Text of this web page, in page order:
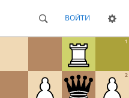
ВОЙТИ
1
2